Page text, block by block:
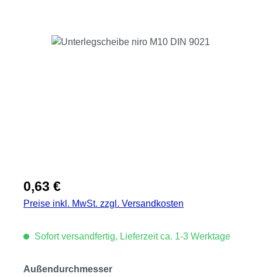
Bildergalerie überspringen
Regulärer Preis:
0,63 €
Preise inkl. MwSt. zzgl. Versandkosten
Sofort versandfertig, Lieferzeit ca. 1-3 Werktage
Außendurchmesserauswählen